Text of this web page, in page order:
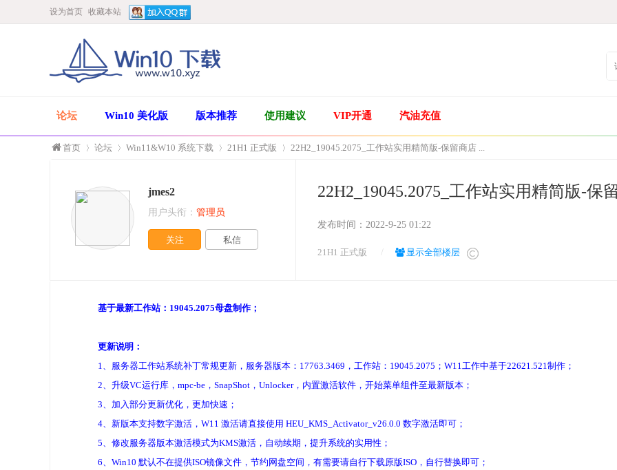
设为首页 收藏本站
论坛 Win10 美化版 版本推荐 使用建议 VIP开通 汽油充值
首页
»
论坛 Win11&W10 系统下载
›
21H1 正式版 22H2_19045.2075_工作站实用精简版-保留商店 ...
22H2_19045.2075_工作站实用精简版-保
发布时间： 2022-9-25 01:22
21H1 正式版 / 显示全部楼层
jmes2
用户头衔： 管理员
关注 私信
基于最新工作站：19045.2075母盘制作；
更新说明：
1、服务器工作站系统补丁常规更新，服务器版本：17763.3469，工作站：19045.2075；W11工作中基于22621.521制作；
2、升级VC运行库，mpc-be，SnapShot，Unlocker，内置激活软件，开始菜单组件至最新版本；
3、加入部分更新优化，更加快速；
4、新版本支持数字激活，W11 激活请直接使用 HEU_KMS_Activator_v26.0.0 数字激活即可；
5、修改服务器版本激活模式为KMS激活，自动续期，提升系统的实用性；
6、Win10 默认不在提供ISO镜像文件，节约网盘空间，有需要请自行下载原版ISO，自行替换即可；